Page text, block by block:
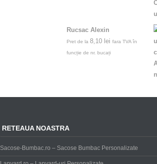
Rucsac Alexin
Pret de la8,10 lei fara TVA în
funcție de nr. bucați
RETEAUA NOASTRA
Sacose-Bumbac.ro – Sacose Bumbac Personalizate